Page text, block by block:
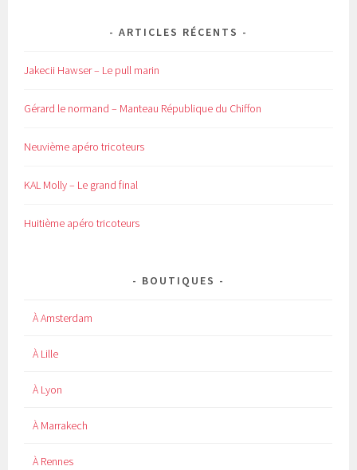
ARTICLES RÉCENTS
Jakecii Hawser – Le pull marin
Gérard le normand – Manteau République du Chiffon
Neuvième apéro tricoteurs
KAL Molly – Le grand final
Huitième apéro tricoteurs
BOUTIQUES
À Amsterdam
À Lille
À Lyon
À Marrakech
À Rennes